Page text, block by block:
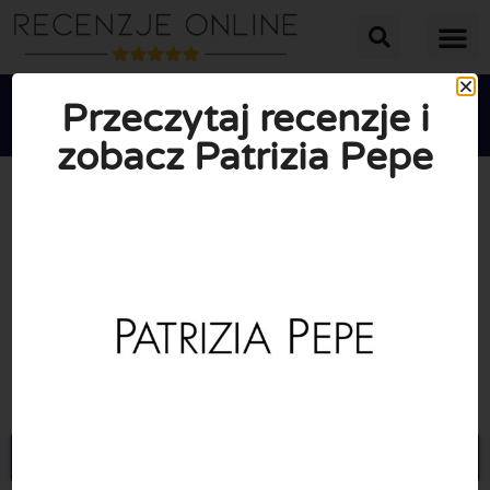

Przeczytaj recenzje i
zobacz Patrizia Pepe